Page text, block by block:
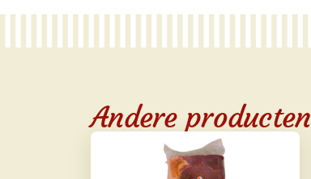
Andere producten